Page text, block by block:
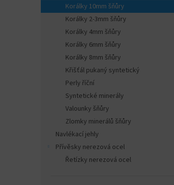
e
Korálky 10mm šňůry
Korálky 2-3mm šňůry
Korálky 4mm šňůry
Korálky 6mm šňůry
Korálky 8mm šňůry
Křišťál pukaný syntetický
Perly říční
Syntetické minerály
Valounky šňůry
Zlomky minerálů šňůry
Navlékací jehly
Přívěsky nerezová ocel
Řetízky nerezová ocel